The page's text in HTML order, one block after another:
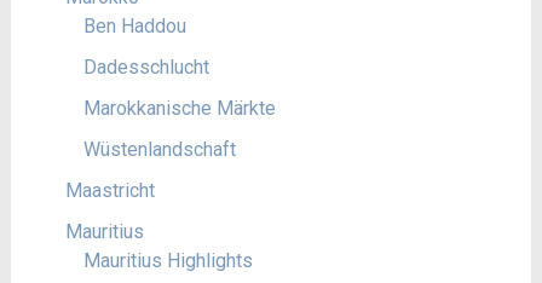
Ben Haddou
Dadesschlucht
Marokkanische Märkte
Wüstenlandschaft
Maastricht
Mauritius
Mauritius Highlights